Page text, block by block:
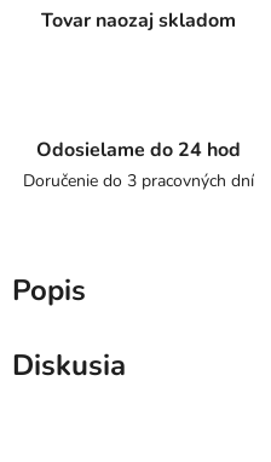
Tovar naozaj skladom
Odosielame do 24 hod
Doručenie do 3 pracovných dní
Popis
Diskusia